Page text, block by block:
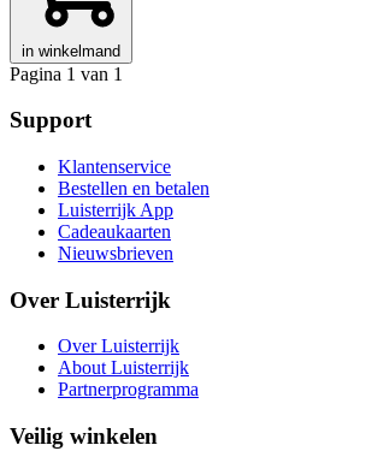
in winkelmand
Pagina 1 van 1
Support
Klantenservice
Bestellen en betalen
Luisterrijk App
Cadeaukaarten
Nieuwsbrieven
Over Luisterrijk
Over Luisterrijk
About Luisterrijk
Partnerprogramma
Veilig winkelen